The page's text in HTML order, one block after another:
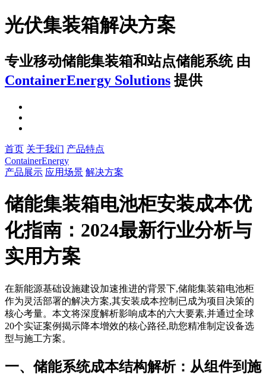
光伏集装箱解决方案
专业移动储能集装箱和站点储能系统 由
ContainerEnergy Solutions 提供
首页 关于我们 产品特点
ContainerEnergy
产品展示 应用场景 解决方案
储能集装箱电池柜安装成本优
化指南：2024最新行业分析与
实用方案
在新能源基础设施建设加速推进的背景下,储能集装箱电池柜
作为灵活部署的解决方案,其安装成本控制已成为项目决策的
核心考量。本文将深度解析影响成本的六大要素,并通过全球
20个实证案例揭示降本增效的核心路径,助您精准制定设备选
型与施工方案。
一、储能系统成本结构解析：从组件到施